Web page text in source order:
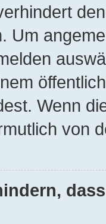
Um
Wenn
von